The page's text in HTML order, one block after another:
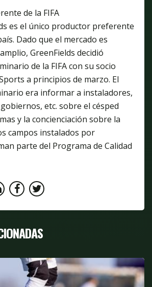
de la FIFA
es el único productor preferente
Dado que el mercado es
GreenFields decidió
de la FIFA con su socio
a principios de marzo. El
era informar a instaladores,
etc. sobre el césped
y la concienciación sobre la
campos instalados por
parte del Programa de Calidad